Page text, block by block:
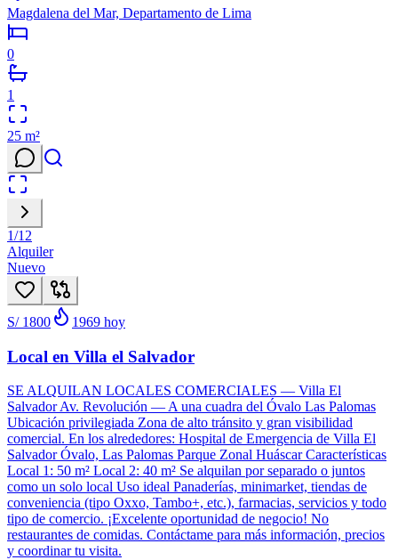
Magdalena del Mar, Departamento de Lima
0
1
25 m²
1/12
Alquiler
Nuevo
S/ 1800 1969 hoy
Local en Villa el Salvador
SE ALQUILAN LOCALES COMERCIALES — Villa El
Salvador Av. Revolución — A una cuadra del Óvalo Las Palomas
Ubicación privilegiada Zona de alto tránsito y gran visibilidad
comercial. En los alrededores: Hospital de Emergencia de Villa El
Salvador Óvalo, Las Palomas Parque Zonal Huáscar Características
Local 1: 50 m² Local 2: 40 m² Se alquilan por separado o juntos
como un solo local Uso ideal Panaderías, minimarket, tiendas de
conveniencia (tipo Oxxo, Tambo+, etc.), farmacias, servicios y todo
tipo de comercio. ¡Excelente oportunidad de negocio! No
restaurantes de comidas. Contáctame para más información, precios
y coordinar tu visita.